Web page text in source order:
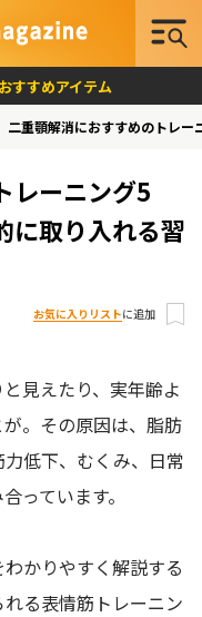
おすすめアイテム
二重顎解消におすすめのトレ
レーニング5
に取り入れる習
お気に入りリストに追加
見えたり、実年齢よ
。その原因は、脂肪
低下、むくみ、日常
っています。
かりやすく解説する
る表情筋トレーニン